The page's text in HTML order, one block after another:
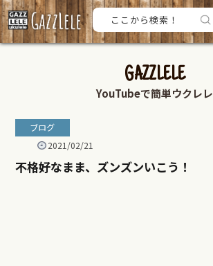
GAZZLELE
YouTubeで簡単ウクレレ
ブログ
2021/02/21
不格好なまま、ズンズンいこう！